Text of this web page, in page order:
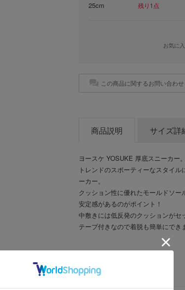
25cm 残り1点
お気に
この商品に関するお問い合わせ
商品説明 サイズ詳
ヨースケ YOSUKE 厚底スニーカー。
トレンドのスポーティーなスタイ
ーカー。
クッション性に優れたモールドソ
安定感があるのがポイント！
中敷きには低反発のクッションが
テープ付きなので着脱も簡単にでき
商品詳細
商品番号